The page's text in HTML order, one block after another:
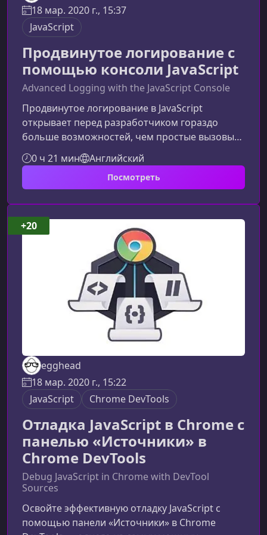
18 мар. 2020 г., 15:37
JavaScript
Продвинутое логирование с
помощью консоли JavaScript
Advanced Logging with the JavaScript Console
Продвинутое логирование в JavaScript
открывает перед разработчиком гораздо
больше возможностей, чем простые вызовы
console.log(). В этом материале вы узнаете,
какие инструменты предоставляет консоль
браузера и как использовать их, чтобы
и повысить эффективность
разработки.Почему важно продвинутое
логированиеСовременные веб‑приложения
становятся всё сложнее, а вместе с этим растут
и требования к отлад
0 ч 21 мин Английский
Посмотреть
egghead
18 мар. 2020 г., 15:22
JavaScript
Chrome DevTools
Отладка JavaScript в Chrome с
панелью «Источники» в
Chrome DevTools
Debug JavaScript in Chrome with DevTool
Sources
Освойте эффективную отладку JavaScript с
помощью панели «Источники» в Chrome
+20